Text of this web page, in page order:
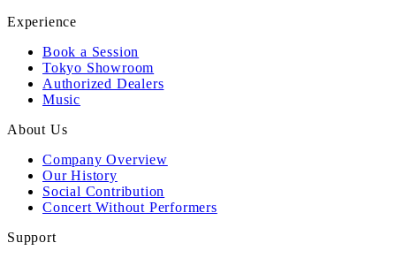
Experience
Book a Session
Tokyo Showroom
Authorized Dealers
Music
About Us
Company Overview
Our History
Social Contribution
Concert Without Performers
Support